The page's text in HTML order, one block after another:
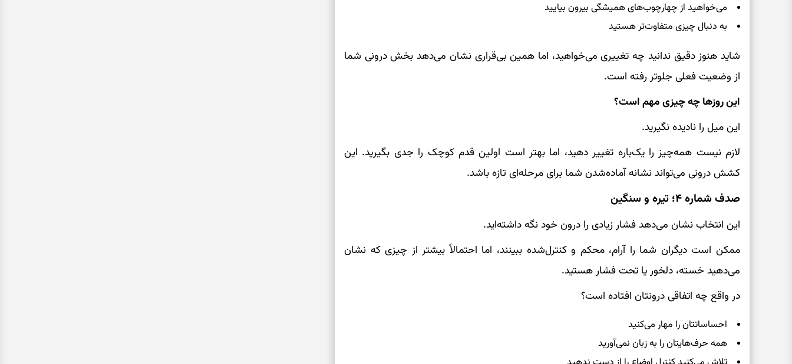
می‌خواهید از چهارچوب‌های همیشگی بیرون بیایید
به دنبال چیزی متفاوت‌تر هستید
شاید هنوز دقیق ندانید چه تغییری می‌خواهید، اما همین بی‌قراری نشان می‌دهد بخش درونی شما
از وضعیت فعلی جلوتر رفته است.
این روزها چه چیزی مهم است؟
این میل را نادیده نگیرید.
لازم نیست همه‌چیز را یک‌باره تغییر دهید، اما بهتر است اولین قدم کوچک را جدی بگیرید. این
کشش درونی می‌تواند نشانه آماده‌شدن شما برای مرحله‌ای تازه باشد.
صدف شماره ۴؛ تیره و سنگین
این انتخاب نشان می‌دهد فشار زیادی را درون خود نگه داشته‌اید.
ممکن است دیگران شما را آرام، محکم و کنترل‌شده ببینند، اما احتمالاً بیشتر از چیزی که نشان
می‌دهید خسته، دلخور یا تحت فشار هستید.
در واقع چه اتفاقی درونتان افتاده است؟
احساساتتان را مهار می‌کنید
همه حرف‌هایتان را به زبان نمی‌آورید